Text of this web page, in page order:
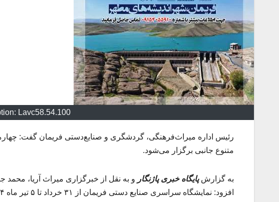
Lavc58.54.100
رئیس اداره میراث‌فرهنگی، گردشگری و صنایع‌دستی فریمان گفت:
متنوع جانبی برگزار می‌شود.
به گزارش پایگاه خبری پاژنگار
افزود: نمایشگاه سراسری صنایع دستی فریمان از ۳۱ خرداد تا ۵ تیر ماه ۱۴۰۴ در محل رباط تاریخی فریمان برگزار می‌شود.